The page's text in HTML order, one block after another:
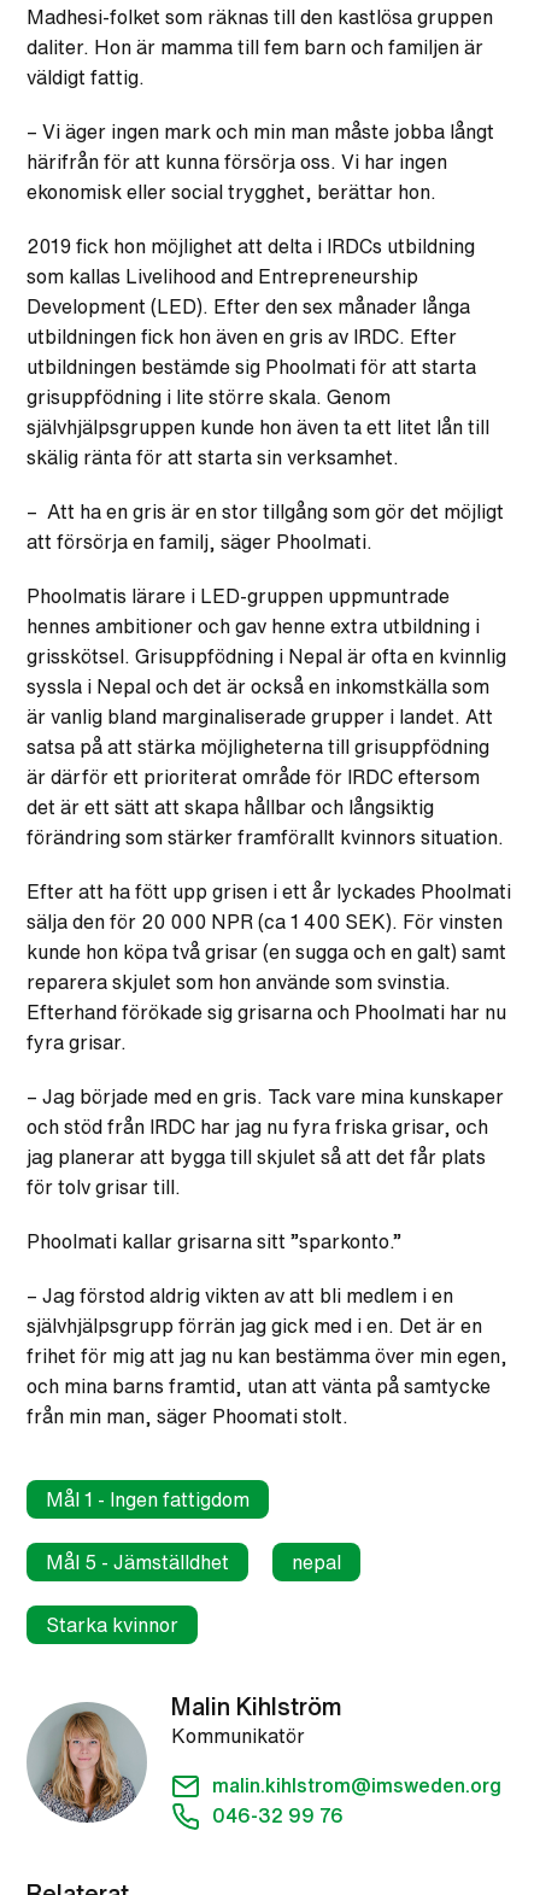
Madhesi-folket som räknas till den kastlösa gruppen
daliter. Hon är mamma till fem barn och familjen är
väldigt fattig.
– Vi äger ingen mark och min man måste jobba långt
härifrån för att kunna försörja oss. Vi har ingen
ekonomisk eller social trygghet, berättar hon.
2019 fick hon möjlighet att delta i IRDCs utbildning
som kallas Livelihood and Entrepreneurship
Development (LED). Efter den sex månader långa
utbildningen fick hon även en gris av IRDC. Efter
utbildningen bestämde sig Phoolmati för att starta
grisuppfödning i lite större skala. Genom
självhjälpsgruppen kunde hon även ta ett litet lån till
skälig ränta för att starta sin verksamhet.
– Att ha en gris är en stor tillgång som gör det möjligt
att försörja en familj, säger Phoolmati.
Phoolmatis lärare i LED-gruppen uppmuntrade
hennes ambitioner och gav henne extra utbildning i
grisskötsel. Grisuppfödning i Nepal är ofta en kvinnlig
syssla i Nepal och det är också en inkomstkälla som
är vanlig bland marginaliserade grupper i landet. Att
satsa på att stärka möjligheterna till grisuppfödning
är därför ett prioriterat område för IRDC eftersom
det är ett sätt att skapa hållbar och långsiktig
förändring som stärker framförallt kvinnors situation.
Efter att ha fött upp grisen i ett år lyckades Phoolmati
sälja den för 20 000 NPR (ca 1 400 SEK). För vinsten
kunde hon köpa två grisar (en sugga och en galt) samt
reparera skjulet som hon använde som svinstia.
Efterhand förökade sig grisarna och Phoolmati har nu
fyra grisar.
– Jag började med en gris. Tack vare mina kunskaper
och stöd från IRDC har jag nu fyra friska grisar, och
jag planerar att bygga till skjulet så att det får plats
för tolv grisar till.
Phoolmati kallar grisarna sitt ”sparkonto.”
– Jag förstod aldrig vikten av att bli medlem i en
självhjälpsgrupp förrän jag gick med i en. Det är en
frihet för mig att jag nu kan bestämma över min egen,
och mina barns framtid, utan att vänta på samtycke
från min man, säger Phoomati stolt.
Mål 1 - Ingen fattigdom
Mål 5 - Jämställdhet nepal
Starka kvinnor
Malin Kihlström
Kommunikatör
malin.kihlstrom@imsweden.org
046-32 99 76